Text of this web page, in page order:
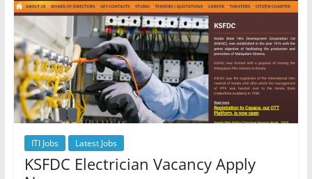
ITI Jobs Latest Jobs
KSFDC Electrician Vacancy Apply